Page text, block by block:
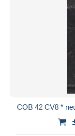
Metodi di
PayPal
iDeal
Deselezionare tutto
COB 42 CV8 *